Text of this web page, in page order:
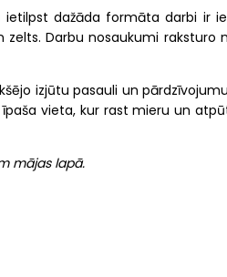
dažāda formāta darbi ir
Darbu nosaukumi raksturo
izjūtu pasauli un
vieta, kur rast mieru un
mājas lapā.